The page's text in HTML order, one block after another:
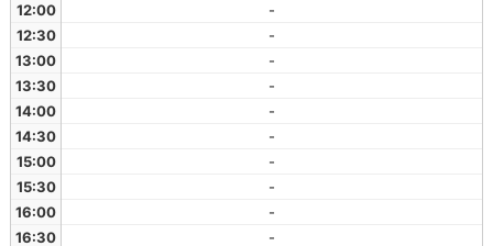
12:00
-
12:30
-
13:00
-
13:30
-
14:00
-
14:30
-
15:00
-
15:30
-
16:00
-
16:30
-